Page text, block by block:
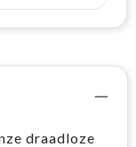
draadloze